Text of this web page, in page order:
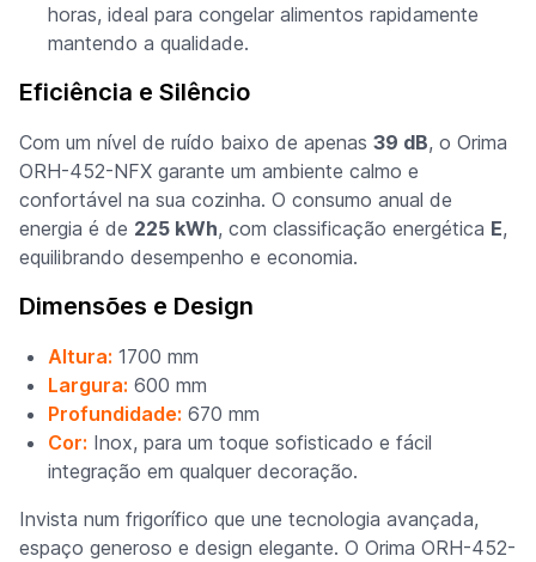
horas, ideal para congelar alimentos rapidamente
mantendo a qualidade.
Eficiência e Silêncio
Com um nível de ruído baixo de apenas 39 dB, o Orima
ORH-452-NFX garante um ambiente calmo e
confortável na sua cozinha. O consumo anual de
energia é de 225 kWh, com classificação energética E,
equilibrando desempenho e economia.
Dimensões e Design
Altura: 1700 mm
Largura: 600 mm
Profundidade: 670 mm
Cor: Inox, para um toque sofisticado e fácil
integração em qualquer decoração.
Invista num frigorífico que une tecnologia avançada,
espaço generoso e design elegante. O Orima ORH-452-